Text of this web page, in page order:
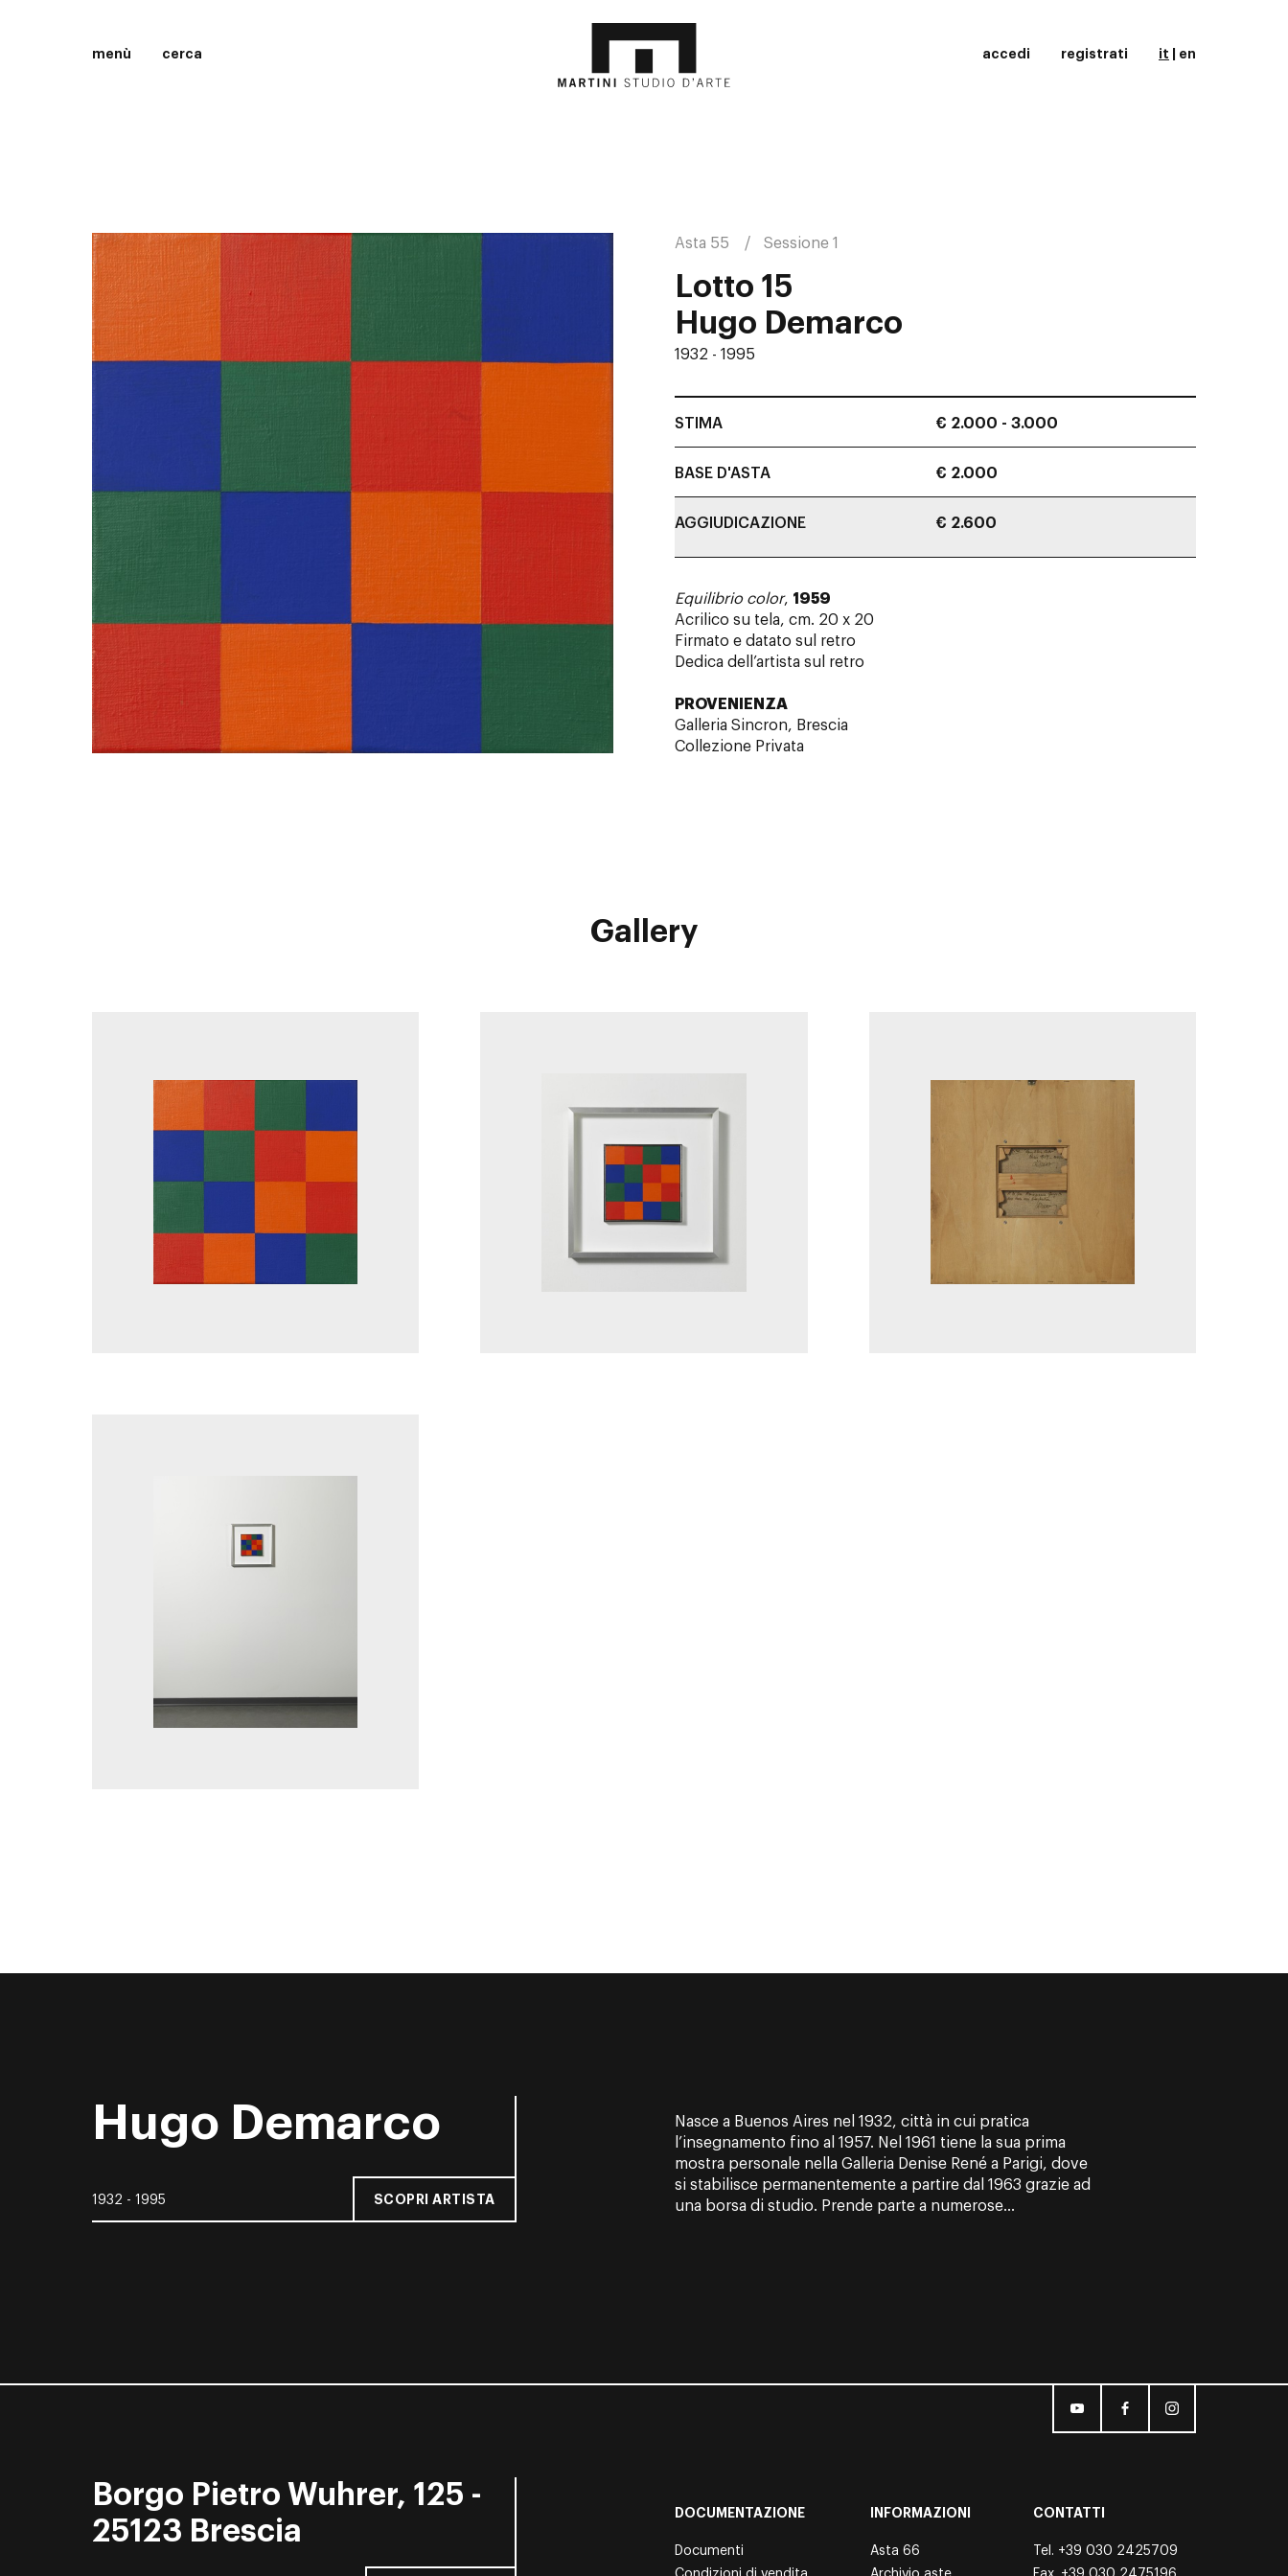
menù cerca accedi registrati it en
Asta 55 Sessione 1
Lotto 15
Hugo Demarco
1932 - 1995
STIMA € 2.000 - 3.000
BASE D'ASTA € 2.000
AGGIUDICAZIONE € 2.600
Equilibrio color, 1959
Acrilico su tela, cm. 20 x 20
Firmato e datato sul retro
Dedica dell’artista sul retro
PROVENIENZA
Galleria Sincron, Brescia
Collezione Privata
Gallery
Hugo Demarco
1932 - 1995 SCOPRI ARTISTA
Nasce a Buenos Aires nel 1932, città in cui pratica
l’insegnamento fino al 1957. Nel 1961 tiene la sua prima
mostra personale nella Galleria Denise René a Parigi, dove
si stabilisce permanentemente a partire dal 1963 grazie ad
una borsa di studio. Prende parte a numerose...
Borgo Pietro Wuhrer, 125 -
25123 Brescia
DOCUMENTAZIONE
Documenti
INFORMAZIONI
Asta 66
CONTATTI
Tel. +39 030 2425709